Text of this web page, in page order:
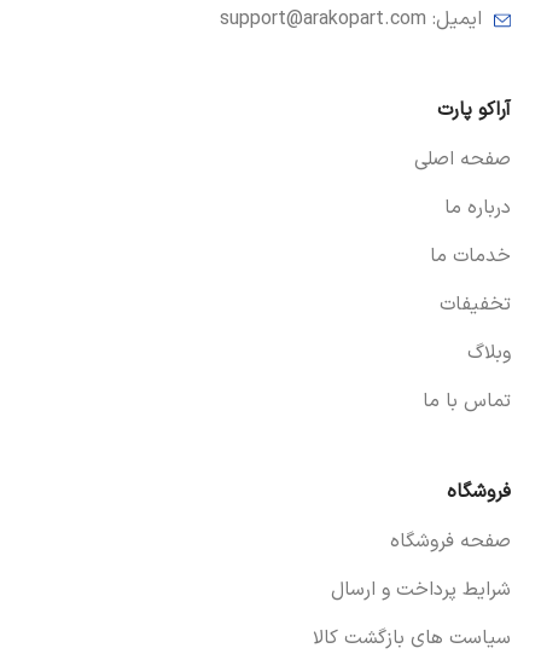
ایمیل: support@arakopart.com
آراکو پارت
صفحه اصلی
درباره ما
خدمات ما
تخفیفات
وبلاگ
تماس با ما
فروشگاه
صفحه فروشگاه
شرایط پرداخت و ارسال
سیاست های بازگشت کالا